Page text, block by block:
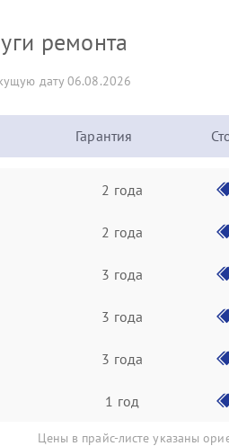
ремонта
дату 06.08.2026
Гарантия
2 года
2 года
3 года
3 года
3 года
1 год
Цены в прайс-листе указаны